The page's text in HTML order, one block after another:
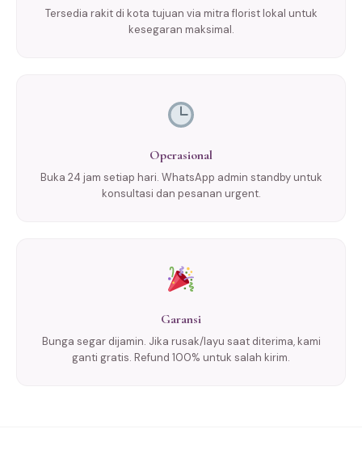
Tersedia rakit di kota tujuan via mitra florist lokal untuk
kesegaran maksimal.
Operasional
Buka 24 jam setiap hari. WhatsApp admin standby untuk
konsultasi dan pesanan urgent.
Garansi
Bunga segar dijamin. Jika rusak/layu saat diterima, kami
ganti gratis. Refund 100% untuk salah kirim.